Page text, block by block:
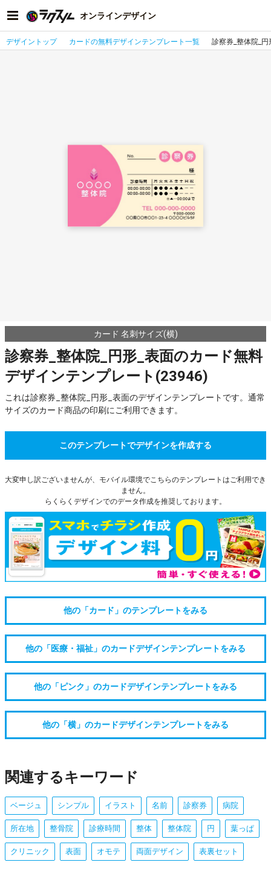
オンラインデザイン
デザイントップ カードの無料デザインテンプレート一覧 診察券_整体院_円
カード 名刺サイズ(横)
診察券_整体院_円形_表面のカード無料
デザインテンプレート(23946)
これは診察券_整体院_円形_表面のデザインテンプレートです。通常
サイズのカード商品の印刷にご利用できます。
このテンプレートでデザインを作成する
大変申し訳ございませんが、モバイル環境でこちらのテンプレートはご利用でき
ません。
らくらくデザインでのデータ作成を推奨しております。
他の「カード」のテンプレートをみる
他の「医療・福祉」のカードデザインテンプレートをみる
他の「ピンク」のカードデザインテンプレートをみる
他の「横」のカードデザインテンプレートをみる
関連するキーワード
ベージュ シンプル イラスト 名前 診察券 病院
所在地 整骨院 診療時間 整体 整体院 円 葉っぱ
クリニック 表面 オモテ 両面デザイン 表裏セット